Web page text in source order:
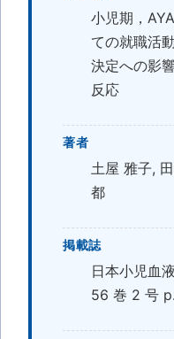
小児期，
ての就職活
決定への影
反応
著者
土屋 雅子,
都
掲載誌
日本小児血
56 巻 2 号